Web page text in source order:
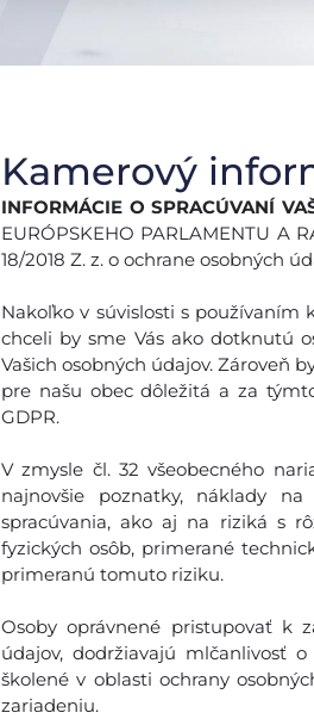
Kamerový
INFORMÁCIE O SPRACÚVANÍ
EURÓPSKEHO PARLAMENTU A
18/2018 Z. z. o ochrane osobných
Nakoľko v súvislosti s používaním
chceli by sme Vás ako dotknutú
Vašich osobných údajov. Zároveň
pre našu obec dôležitá a za
GDPR.
V zmysle čl. 32 všeobecného
najnovšie poznatky, náklady
spracúvania, ako aj na riziká s
fyzických osôb, primerané
primeranú tomuto riziku.
Osoby oprávnené pristupovať k
údajov, dodržiavajú mlčanlivosť
školené v oblasti ochrany
zariadeniu.